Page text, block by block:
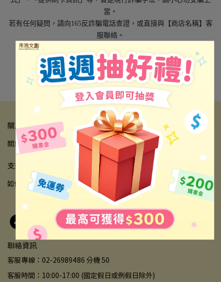
當。
若有任何疑問，請向165反詐騙電話查證，或直接與【商店名稱】客
服聯絡。
更多詐騙闢謠資訊，請參考
內政部警政署
關於我們
關於品牌 會員權益 防詐騙宣導 禾光閱讀室 異業合作
支援與幫助
如何購買 售後服務 常見問題 退款政策 服務條款 隱私政策
聯絡資訊
客服專線：02-26989486 分機 50
客服時間：10:00-17:00 (國定假日或例假日除外)